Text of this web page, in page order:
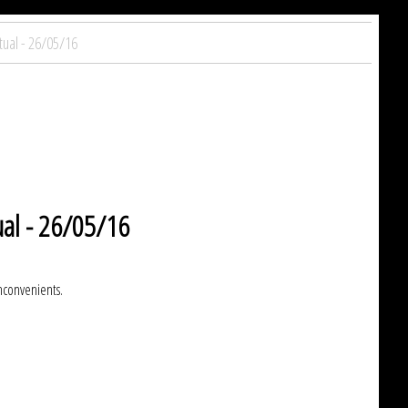
- 26/05/16
- 26/05/16